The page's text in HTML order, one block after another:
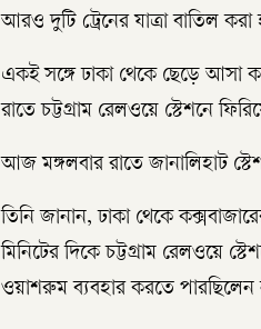
আরও দুটি ট্রেনের যাত্রা বাতিল করা
একই সঙ্গে ঢাকা থেকে ছেড়ে আসা
রাতে চট্টগ্রাম রেলওয়ে স্টেশনে
আজ মঙ্গলবার রাতে জানালিহাট
তিনি জানান, ঢাকা থেকে
মিনিটের দিকে চট্টগ্রাম রেলওয়ে
ওয়াশরুম ব্যবহার করতে পারছিলেন